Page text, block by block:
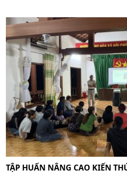
TẬP HUẤN NÂNG CAO KIẾN